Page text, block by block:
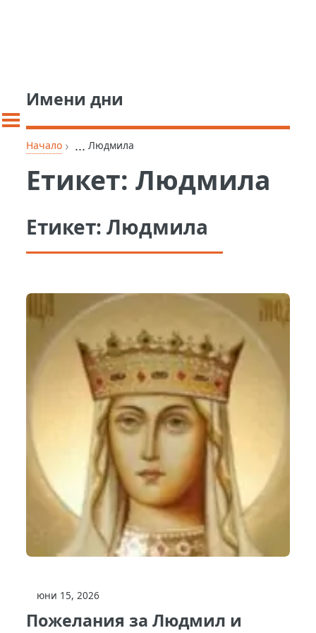
Имени дни
Начало › ... Людмила
Етикет:Людмила
Етикет:Людмила
юни 15, 2026
Пожелания за Людмил и